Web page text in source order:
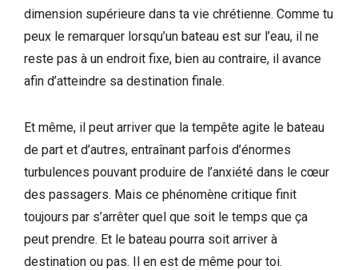
dimension supérieure dans ta vie chrétienne. Comme tu
peux le remarquer lorsqu’un bateau est sur l’eau, il ne
reste pas à un endroit fixe, bien au contraire, il avance
afin d’atteindre sa destination finale.
Et même, il peut arriver que la tempête agite le bateau
de part et d’autres, entraînant parfois d’énormes
turbulences pouvant produire de l’anxiété dans le cœur
des passagers. Mais ce phénomène critique finit
toujours par s’arrêter quel que soit le temps que ça
peut prendre. Et le bateau pourra soit arriver à
destination ou pas. Il en est de même pour toi.